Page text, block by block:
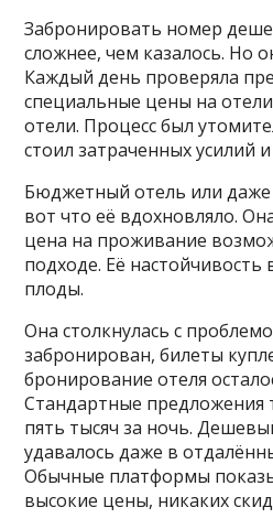
Забронировать номер
сложнее, чем казалось. Но
Каждый день проверяла
специальные цены на
отели. Процесс был
стоил затраченных усилий
Бюджетный отель или
вот что её вдохновляло.
цена на проживание
подходе. Её настойчивость
плоды.
Она столкнулась с
забронирован, билеты
бронирование отеля
Стандартные
пять тысяч за ночь.
удавалось даже в
Обычные платформы
высокие цены, никаких